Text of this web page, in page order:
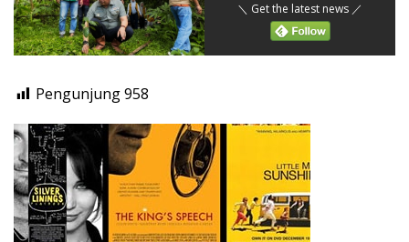
＼ Get the latest news ／
Pengunjung958